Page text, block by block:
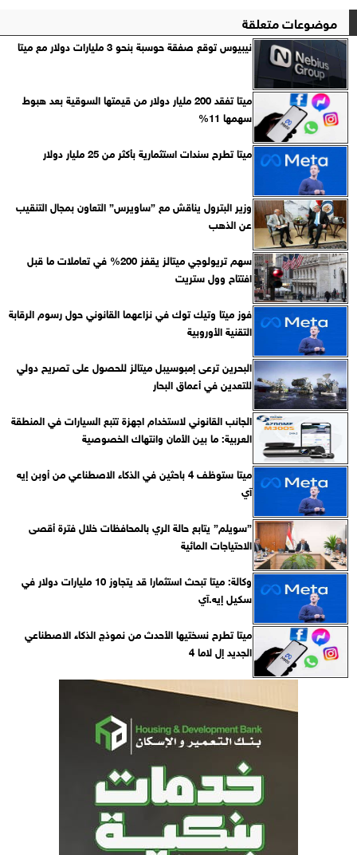
موضوعات متعلقة
نيبيوس توقع صفقة حوسبة بنحو 3 مليارات دولار مع ميتا
ميتا تفقد 200 مليار دولار من قيمتها السوقية بعد هبوط
سهمها 11%
ميتا تطرح سندات استثمارية بأكثر من 25 مليار دولار
وزير البترول يناقش مع ”ساويرس” التعاون بمجال التنقيب
عن الذهب
سهم تريولوجي ميتالز يقفز 200% في تعاملات ما قبل
افتتاح وول ستريت
فوز ميتا وتيك توك في نزاعهما القانوني حول رسوم الرقابة
التقنية الأوروبية
البحرين ترعى إمبوسيبل ميتالز للحصول على تصريح دولي
للتعدين في أعماق البحار
الجانب القانوني لاستخدام اجهزة تتبع السيارات في المنطقة
العربية: ما بين الأمان وانتهاك الخصوصية
ميتا ستوظف 4 باحثين في الذكاء الاصطناعي من أوبن إيه
آي
”سويلم” يتابع حالة الري بالمحافظات خلال فترة أقصى
الاحتياجات المائية
وكالة: ميتا تبحث استثمارا قد يتجاوز 10 مليارات دولار في
سكيل إيه.آي
ميتا تطرح نسختيها الأحدث من نموذج الذكاء الاصطناعي
الجديد إل لاما 4